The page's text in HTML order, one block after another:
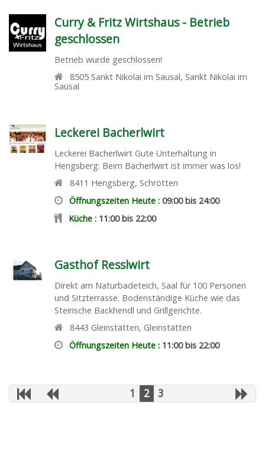
Curry & Fritz Wirtshaus - Betrieb
geschlossen
Betrieb wurde geschlossen!
8505 Sankt Nikolai im Sausal, Sankt Nikolai im
Sausal
Leckerei Bacherlwirt
Leckerei Bacherlwirt Gute Unterhaltung in
Hengsberg: Beim Bacherlwirt ist immer was los!
8411 Hengsberg, Schrötten
Öffnungszeiten Heute :09:00 bis 24:00
Küche : 11:00 bis 22:00
Gasthof Resslwirt
Direkt am Naturbadeteich, Saal für 100 Personen
und Sitzterrasse. Bodenständige Küche wie das
Steirische Backhendl und Grillgerichte.
8443 Gleinstätten, Gleinstätten
Öffnungszeiten Heute : 11:00 bis 22:00
1 2 3